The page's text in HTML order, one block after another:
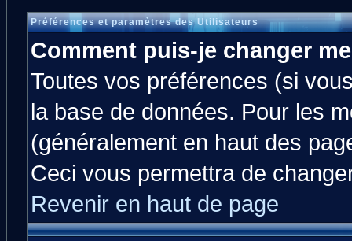
Préférences et paramètres des Utilisateurs
Comment puis-je changer
Toutes vos préférences (si
la base de données. Pour les
(généralement en haut des
Ceci vous permettra de
Revenir en haut de page